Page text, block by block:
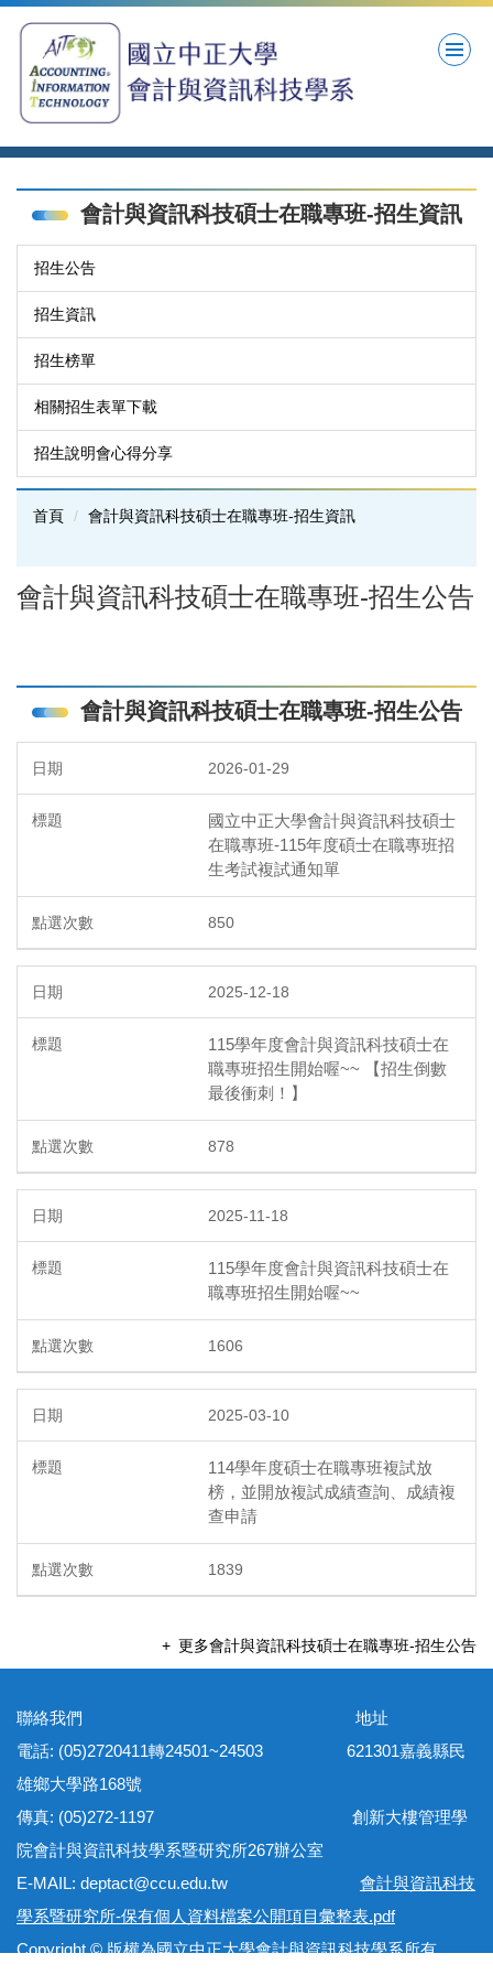
到
區
會計與資訊科技碩士在職專班-招生資訊
招生公告
招生資訊
招生榜單
相關招生表單下載
招生說明會心得分享
首頁 會計與資訊科技碩士在職專班-招生資訊
會計與資訊科技碩士在職專班-招生公告
會計與資訊科技碩士在職專班-招生公告
2026-01-29
國立中正大學會計與資訊科技碩士
在職專班-115年度碩士在職專班招
生考試複試通知單
850
2025-12-18
115學年度會計與資訊科技碩士在
職專班招生開始喔~~ 【招生倒數
最後衝刺！】
878
2025-11-18
115學年度會計與資訊科技碩士在
職專班招生開始喔~~
1606
2025-03-10
114學年度碩士在職專班複試放
榜，並開放複試成績查詢、成績複
查申請
1839
更多會計與資訊科技碩士在職專班-招生公告
聯絡我們 地址
電話: (05)2720411轉24501~24503 621301嘉義縣民
雄鄉大學路168號
傳真: (05)272-1197 創新大樓管理學
院會計與資訊科技學系暨研究所267辦公室
E-MAIL: deptact@ccu.edu.tw 會計與資訊科技
學系暨研究所-保有個人資料檔案公開項目彙整表.pdf
Copyright © 版權為國立中正大學會計與資訊科技學系所有